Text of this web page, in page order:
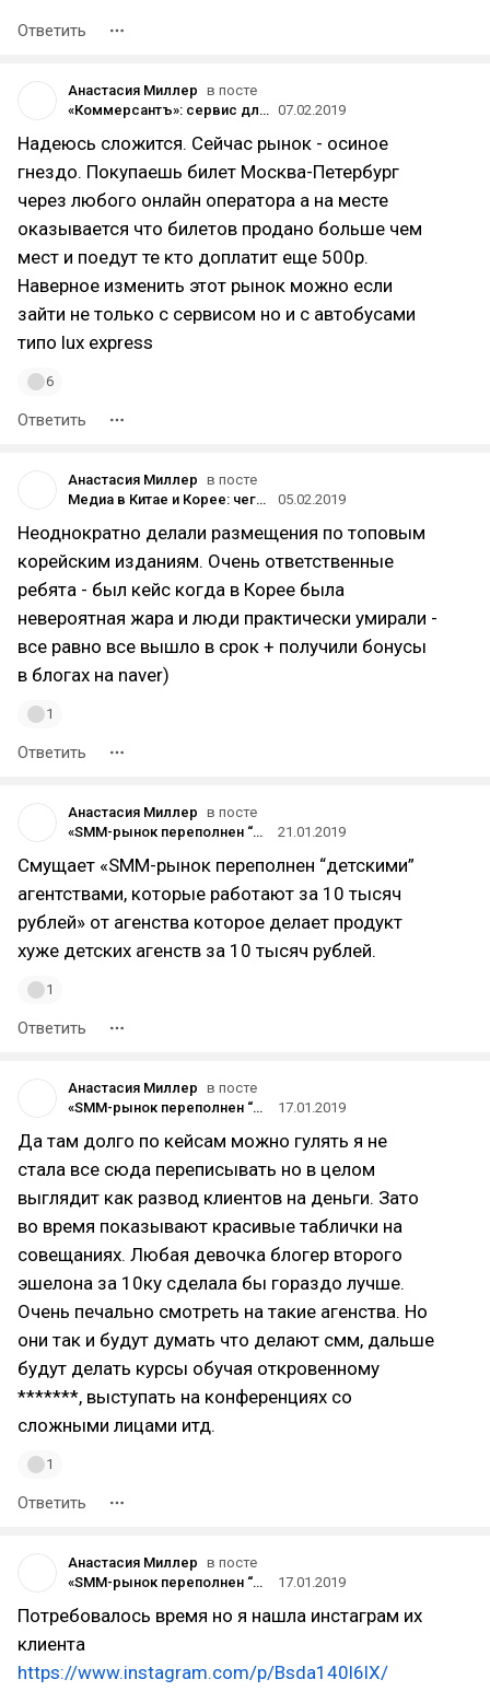
Ответить
Анастасия Миллер в посте
«Коммерсантъ»: сервис для междугородних поездок на автобусах FlixBus выйдет на рынок России 07.02.2019
Надеюсь сложится. Сейчас рынок - осиное
гнездо. Покупаешь билет Москва-Петербург
через любого онлайн оператора а на месте
оказывается что билетов продано больше чем
мест и поедут те кто доплатит еще 500р.
Наверное изменить этот рынок можно если
зайти не только с сервисом но и с автобусами
типо lux express
6
Ответить
Анастасия Миллер в посте
Медиа в Китае и Корее: чего ожидать пиарщику
05.02.2019
Неоднократно делали размещения по топовым
корейским изданиям. Очень ответственные
ребята - был кейс когда в Корее была
невероятная жара и люди практически умирали -
все равно все вышло в срок + получили бонусы
в блогах на naver)
1
Ответить
Анастасия Миллер в посте
«SMM-рынок переполнен “детскими” агентствами, которые работают за 10 тысяч рублей»: история создания Ideas из Петербурга
21.01.2019
Смущает «SMM-рынок переполнен “детскими”
агентствами, которые работают за 10 тысяч
рублей» от агенства которое делает продукт
хуже детских агенств за 10 тысяч рублей.
1
Ответить
Анастасия Миллер в посте
«SMM-рынок переполнен “детскими” агентствами, которые работают за 10 тысяч рублей»: история создания Ideas из Петербурга
17.01.2019
Да там долго по кейсам можно гулять я не
стала все сюда переписывать но в целом
выглядит как развод клиентов на деньги. Зато
во время показывают красивые таблички на
совещаниях. Любая девочка блогер второго
эшелона за 10ку сделала бы гораздо лучше.
Очень печально смотреть на такие агенства. Но
они так и будут думать что делают смм, дальше
будут делать курсы обучая откровенному
*******, выступать на конференциях со
сложными лицами итд.
1
Ответить
Анастасия Миллер в посте
«SMM-рынок переполнен “детскими” агентствами, которые работают за 10 тысяч рублей»: история создания Ideas из Петербурга
17.01.2019
Потребовалось время но я нашла инстаграм их
клиента
https://www.instagram.com/p/Bsda140l6lX/